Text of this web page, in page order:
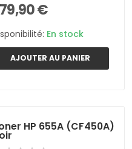
€
En stock
AJOUTER AU PANIER
HP 655A (CF450A)